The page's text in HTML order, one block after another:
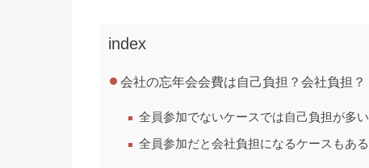
index
会社の忘年会会費は自己負担？会社負担？
全員参加でないケースでは自己負担が多い
全員参加だと会社負担になるケースもある